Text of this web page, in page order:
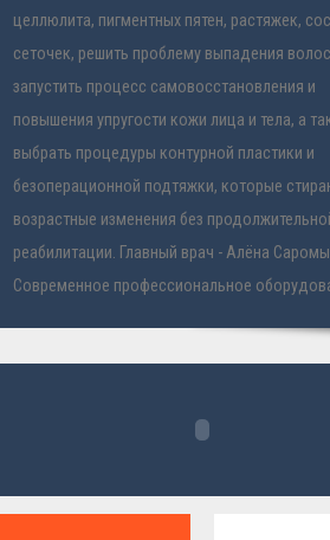
целлюлита, пигментных пятен, растяжек,
сеточек, решить проблему выпадения
запустить процесс самовосстановления и
повышения упругости кожи лица и тела, а
выбрать процедуры контурной пластики и
безоперационной подтяжки, которые
возрастные изменения без
реабилитации. Главный врач - Алёна
Современное профессиональное